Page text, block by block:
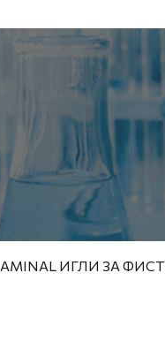
AMINAL ИГЛИ ЗА